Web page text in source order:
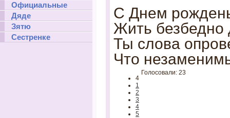
Официальные
Дяде
Зятю
Сестренке
С Днем
Жить безбедно
Ты слова
Что
4
1
2
3
4
5
Голосовали: 23